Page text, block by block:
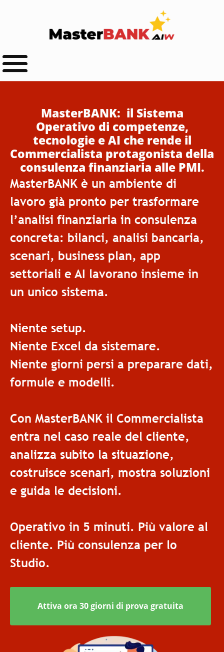
MasterBANK: il Sistema
Operativo di competenze,
tecnologie e AI che rende il
Commercialista protagonista della
consulenza finanziaria alle PMI.
MasterBANK è un ambiente di
lavoro già pronto per trasformare
l’analisi finanziaria in consulenza
concreta: bilanci, analisi bancaria,
scenari, business plan, app
settoriali e AI lavorano insieme in
un unico sistema.
Niente setup.
Niente Excel da sistemare.
Niente giorni persi a preparare dati,
formule e modelli.
Con MasterBANK il Commercialista
entra nel caso reale del cliente,
analizza subito la situazione,
costruisce scenari, mostra soluzioni
e guida le decisioni.
Operativo in 5 minuti. Più valore al
cliente. Più consulenza per lo
Studio.
Attiva ora 30 giorni di prova gratuita